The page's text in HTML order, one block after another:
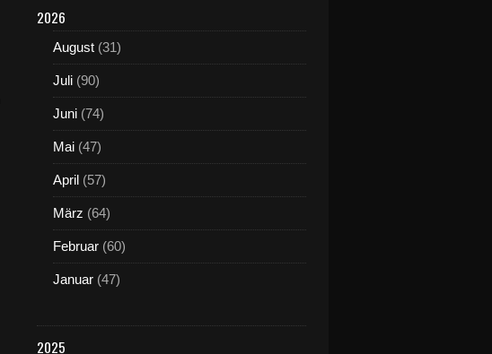
2026
August (31)
Juli (90)
Juni (74)
Mai (47)
April (57)
März (64)
Februar (60)
Januar (47)
2025